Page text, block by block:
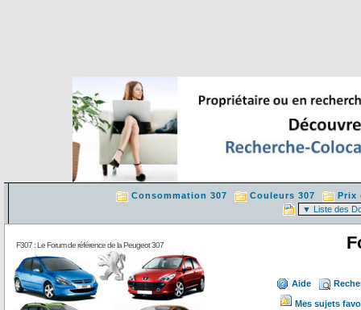
Consommation 307 Couleurs 307 Prix
F307 : Le Forum de référence de la Peugeot 307
Aide
Mes sujets